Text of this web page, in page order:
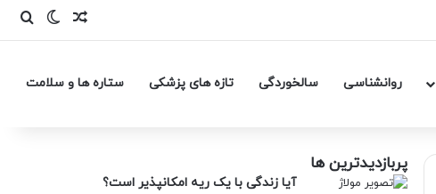
روانشناسی سالخوردگی تازه های پزشکی ستاره ها و سلامت
پربازدیدترین ها
آیا زندگی با یک ریه امکانپذیر است؟